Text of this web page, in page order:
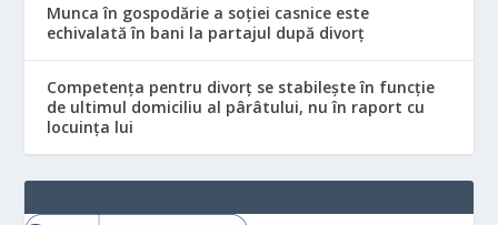
Munca în gospodărie a soției casnice este
echivalată în bani la partajul după divorț
Competența pentru divorț se stabilește în funcție
de ultimul domiciliu al pârâtului, nu în raport cu
locuinţa lui